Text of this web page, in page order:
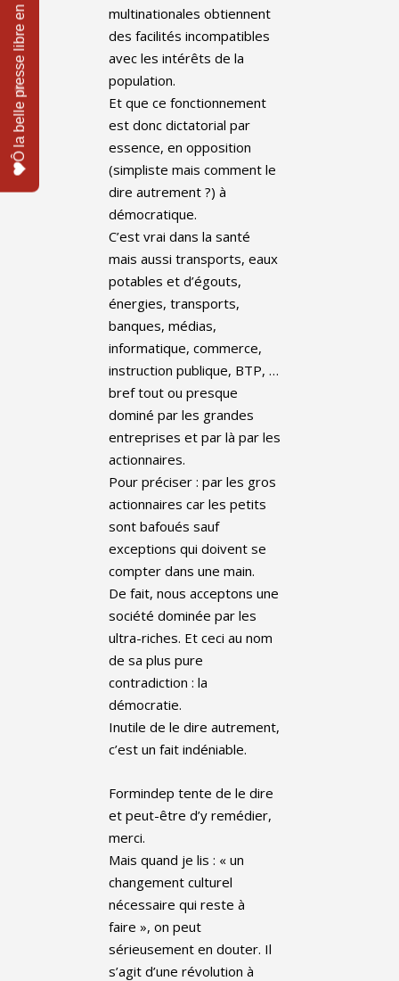
multinationales obtiennent
des facilités incompatibles
avec les intérêts de la
population.
Et que ce fonctionnement
est donc dictatorial par
essence, en opposition
(simpliste mais comment le
dire autrement ?) à
démocratique.
C’est vrai dans la santé
mais aussi transports, eaux
potables et d’égouts,
énergies, transports,
banques, médias,
informatique, commerce,
instruction publique, BTP, …
bref tout ou presque
dominé par les grandes
entreprises et par là par les
actionnaires.
Pour préciser : par les gros
actionnaires car les petits
sont bafoués sauf
exceptions qui doivent se
compter dans une main.
De fait, nous acceptons une
société dominée par les
ultra-riches. Et ceci au nom
de sa plus pure
contradiction : la
démocratie.
Inutile de le dire autrement,
c’est un fait indéniable.
Formindep tente de le dire
et peut-être d’y remédier,
merci.
Mais quand je lis : « un
changement culturel
nécessaire qui reste à
faire », on peut
sérieusement en douter. Il
s’agit d’une révolution à